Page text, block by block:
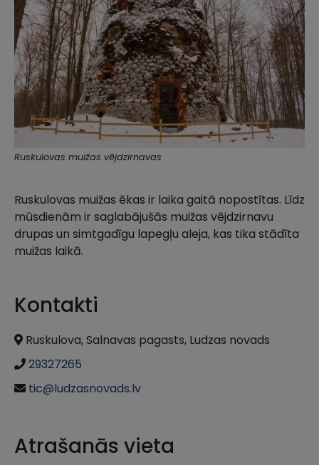
Ruskulovas muižas vējdzirnavas
Ruskulovas muižas ēkas ir laika gaitā nopostītas. Līdz
mūsdienām ir saglabājušās muižas vējdzirnavu
drupas un simtgadīgu lapegļu aleja, kas tika stādīta
muižas laikā.
Kontakti
Ruskulova, Salnavas pagasts, Ludzas novads
29327265
tic@ludzasnovads.lv
Atrašanās vieta